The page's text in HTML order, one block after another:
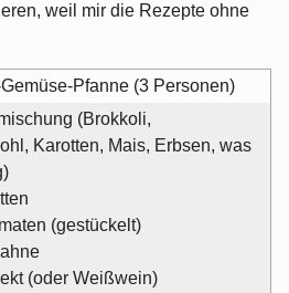
weil mir die Rezepte ohne
Pfanne (3 Personen)
(Brokkoli,
Karotten, Mais, Erbsen, was
(gestückelt)
(oder Weißwein)